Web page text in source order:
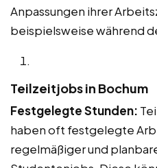
Anpassungen ihrer
beispielsweise während
Teilzeitjobs in Bochum
Festgelegte Stunden:
haben oft festgelegte
regelmäßiger und